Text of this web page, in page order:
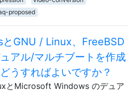
proposed
GNU / Linux、FreeBSD
アル/マルチブートを作成
うすればよいですか？
とMicrosoft Windows のデュア